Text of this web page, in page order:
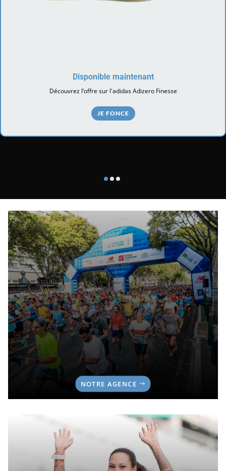
Disponible maintenant
Découvrez l’offre sur l'adidas Adizero Finesse
JE FONCE
NOTRE AGENCE